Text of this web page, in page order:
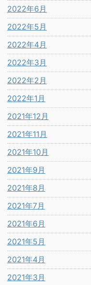
2022年6月
2022年5月
2022年4月
2022年3月
2022年2月
2022年1月
2021年12月
2021年11月
2021年10月
2021年9月
2021年8月
2021年7月
2021年6月
2021年5月
2021年4月
2021年3月